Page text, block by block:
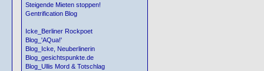
Steigende Mieten stoppen!
Gentrification Blog
Icke_Berliner Rockpoet
Blog_'AQua!'
Blog_Icke, Neuberlinerin
Blog_gesichtspunkte.de
Blog_Ullis Mord & Totschlag